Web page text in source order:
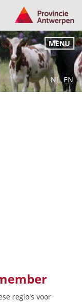
NL EN
MENU
regio's voor